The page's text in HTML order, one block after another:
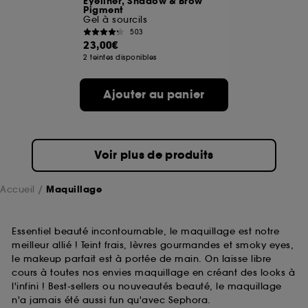
Pigment
Gel à sourcils
503
23,00€
2 teintes disponibles
Ajouter au panier
Voir plus de produits
Accueil Maquillage
Essentiel beauté incontournable, le maquillage est notre
meilleur allié ! Teint frais, lèvres gourmandes et smoky eyes,
le makeup parfait est à portée de main. On laisse libre
cours à toutes nos envies maquillage en créant des looks à
l'infini ! Best-sellers ou nouveautés beauté, le maquillage
n'a jamais été aussi fun qu'avec Sephora.
A l'exception des cookies techniques, le dépôt et la
lecture de ces traceurs requiert votre accord. Vous
pouvez personnaliser vos choix concernant le dépôt
choix" ci-dessous ou décider de "tout accepter".
Sephora pourra associer les informations de
navigation collectées par ces Cookies, pour les
sur "continuer sans accepter". Voous pouvez à tout
moment choisir de retirer votrte consentement. Si vous
souhaitez obtenir plus d'information sur les cookies